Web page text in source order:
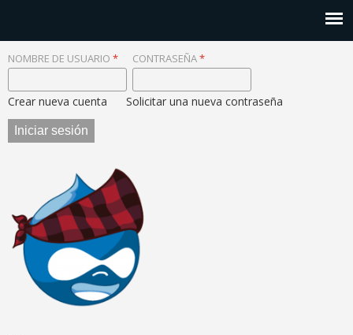
NOMBRE DE USUARIO * CONTRASEÑA*
Crear nueva cuenta Solicitar una nueva contraseña